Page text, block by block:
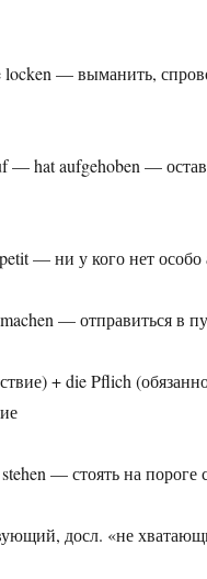
locken — выманить,
— hat aufgehoben —
— ни у кого нет особо
— отправиться в
+ die Pflich
— стоять на
досл. «не